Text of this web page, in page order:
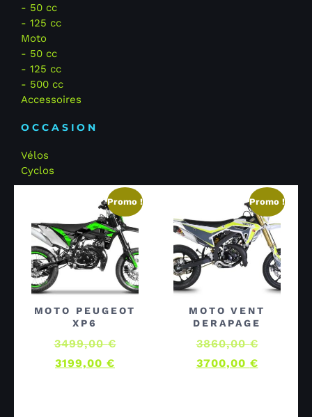
- 50 cc
- 125 cc
Moto
- 50 cc
- 125 cc
- 500 cc
Accessoires
OCCASION
Vélos
Cyclos
Promo !
MOTO PEUGEOT
XP6
3499,00€
3199,00 €
Promo !
MOTO VENT
DERAPAGE
3860,00€
3700,00 €